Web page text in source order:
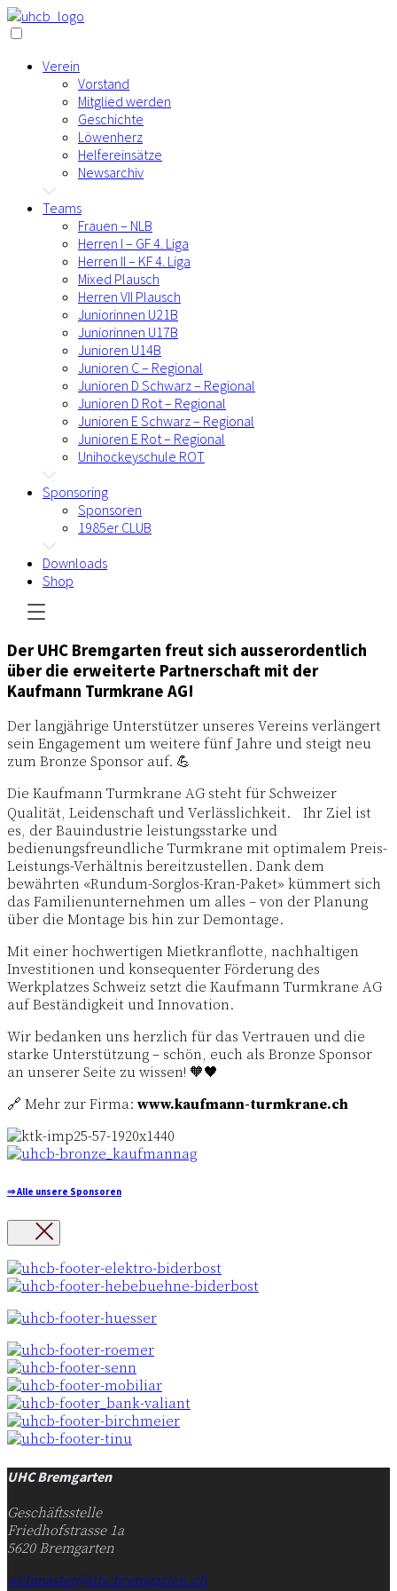
Verein
Vorstand
Mitglied werden
Geschichte
Löwenherz
Helfereinsätze
Newsarchiv
Teams
Frauen – NLB
Herren I – GF 4. Liga
Herren II – KF 4. Liga
Mixed Plausch
Herren VII Plausch
Juniorinnen U21B
Juniorinnen U17B
Junioren U14B
Junioren C – Regional
Junioren D Schwarz – Regional
Junioren D Rot – Regional
Junioren E Schwarz – Regional
Junioren E Rot – Regional
Unihockeyschule ROT
Sponsoring
Sponsoren
1985er CLUB
Downloads
Shop
Der UHC Bremgarten freut sich ausserordentlich
über die erweiterte Partnerschaft mit der
Kaufmann Turmkrane AG!
Der langjährige Unterstützer unseres Vereins verlängert
sein Engagement um weitere fünf Jahre und steigt neu
zum Bronze Sponsor auf. 💪
Die Kaufmann Turmkrane AG steht für Schweizer
Qualität, Leidenschaft und Verlässlichkeit. Ihr Ziel ist
es, der Bauindustrie leistungsstarke und
bedienungsfreundliche Turmkrane mit optimalem Preis-
Leistungs-Verhältnis bereitzustellen. Dank dem
bewährten «Rundum-Sorglos-Kran-Paket» kümmert sich
das Familienunternehmen um alles – von der Planung
über die Montage bis hin zur Demontage.
Mit einer hochwertigen Mietkranflotte, nachhaltigen
Investitionen und konsequenter Förderung des
Werkplatzes Schweiz setzt die Kaufmann Turmkrane AG
auf Beständigkeit und Innovation.
Wir bedanken uns herzlich für das Vertrauen und die
starke Unterstützung – schön, euch als Bronze Sponsor
an unserer Seite zu wissen! 🧡🖤
🔗 Mehr zur Firma: www.kaufmann-turmkrane.ch
⇒Alle unsere Sponsoren
UHC Bremgarten
Geschäftsstelle
Friedhofstrasse 1a
5620 Bremgarten
webmaster@uhcbremgarten.ch